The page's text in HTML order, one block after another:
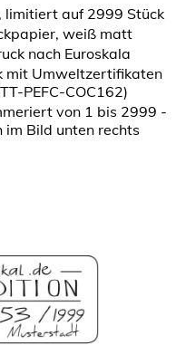
limitiert auf 2999 Stück
weiß matt
nach Euroskala
mit Umweltzertifikaten
PEFC-COC162)
von 1 bis 2999 -
Bild unten rechts